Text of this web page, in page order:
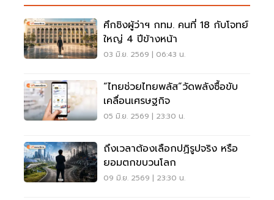
ศึกชิงผู้ว่าฯ กทม. คนที่ 18 กับโจทย์
ใหญ่ 4 ปีข้างหน้า
03 มิ.ย. 2569 | 06:43 น.
“ไทยช่วยไทยพลัส”วัดพลังซื้อขับ
เคลื่อนเศรษฐกิจ
05 มิ.ย. 2569 | 23:30 น.
ถึงเวลาต้องเลือกปฏิรูปจริง หรือ
ยอมตกขบวนโลก
09 มิ.ย. 2569 | 23:30 น.